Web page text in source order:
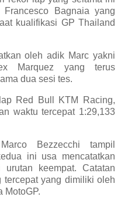
Bagnaia yang
kualifikasi GP Thailand
oleh adik Marc yakni
Marquez yang terus
dua sesi tes.
Red Bull KTM Racing,
waktu tercepat 1:29,133
Bezzecchi tampil
ini usa mencatatkan
keempat. Catatan
tercepat yang dimiliki oleh
MotoGP.